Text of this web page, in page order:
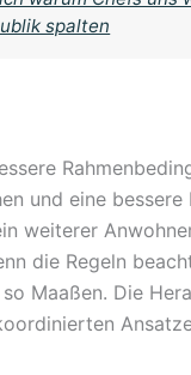
spalten
und eine
weiterer
die Regeln
Maaßen. Die